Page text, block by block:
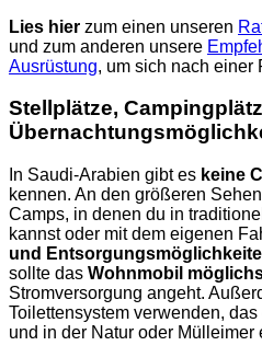
Lies hier zum einen unseren
und zum anderen unsere
Ausrüstung, um sich nach einer
Stellplätze,
In Saudi-Arabien gibt es keine
kennen. An den größeren
Camps, in denen du in
kannst oder mit dem eigenen
und
sollte das Wohnmobil
Stromversorgung angeht.
Toilettensystem verwenden,
und in der Natur oder Mülleimer